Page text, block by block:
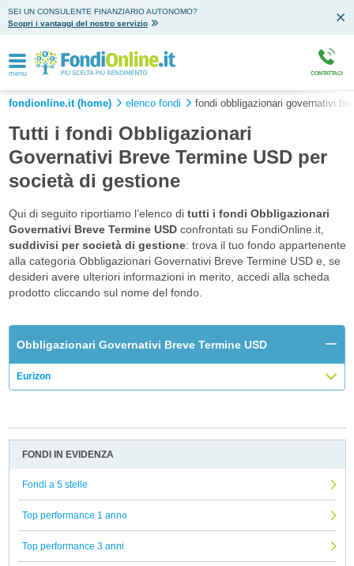
SEI UN CONSULENTE FINANZIARIO AUTONOMO?
Scopri i vantaggi del nostro servizio
menu CONTATTACI
fondionline.it (home) elenco fondi fondi obbligazionari governativi
Tutti i fondi Obbligazionari
Governativi Breve Termine USD per
società di gestione
Qui di seguito riportiamo l’elenco di tutti i fondi Obbligazionari
Governativi Breve Termine USDconfrontati su FondiOnline.it,
suddivisi per società di gestione: trova il tuo fondo appartenente
alla categoria Obbligazionari Governativi Breve Termine USD e, se
desideri avere ulteriori informazioni in merito, accedi alla scheda
prodotto cliccando sul nome del fondo.
Obbligazionari Governativi Breve Termine USD
Eurizon
FONDI IN EVIDENZA
Fondi a 5 stelle
Top performance 1 anno
Top performance 3 anni